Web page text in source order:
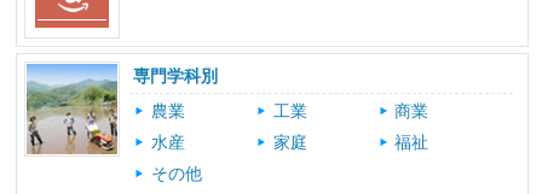
専門学科別
農業
工業
商業
水産
家庭
福祉
その他